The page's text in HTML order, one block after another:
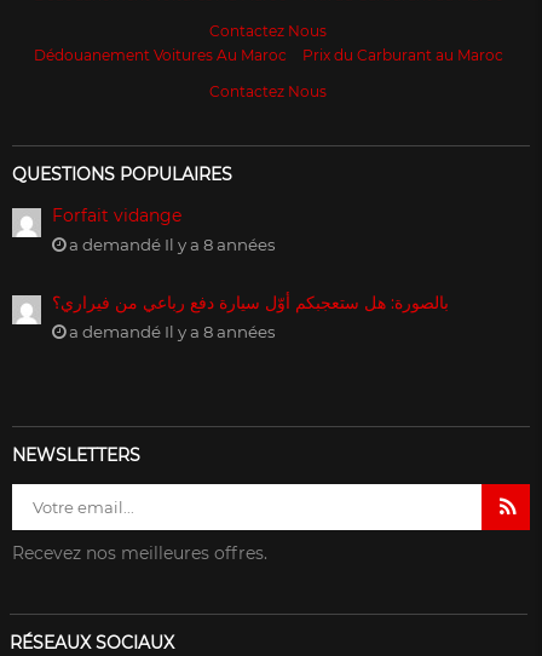
Contactez Nous
Dédouanement Voitures Au Maroc
Prix du Carburant au Maroc
Contactez Nous
QUESTIONS POPULAIRES
Forfait vidange
a demandé Il y a 8 années
بالصورة: هل ستعجبكم أوّل سيارة دفع رباعي من فيراري؟
a demandé Il y a 8 années
NEWSLETTERS
Recevez nos meilleures offres.
RÉSEAUX SOCIAUX